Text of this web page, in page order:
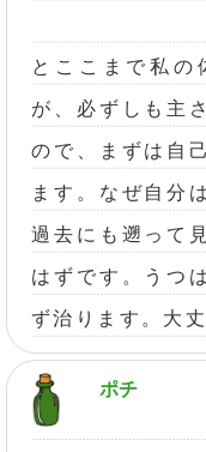
とここまで私の
が、必ずしも主
ので、まずは自
ます。なぜ自分
過去にも遡って
はずです。うつ
ず治ります。大丈
ポチ